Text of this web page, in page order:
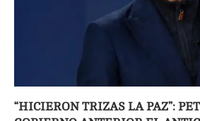
“HICIERON TRIZAS LA PAZ”: